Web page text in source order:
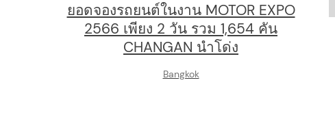
ยอดจองรถยนต์ในงาน MOTOR EXPO
2566 เพียง 2 วัน รวม 1,654 คัน
CHANGAN นำโด่ง
Bangkok